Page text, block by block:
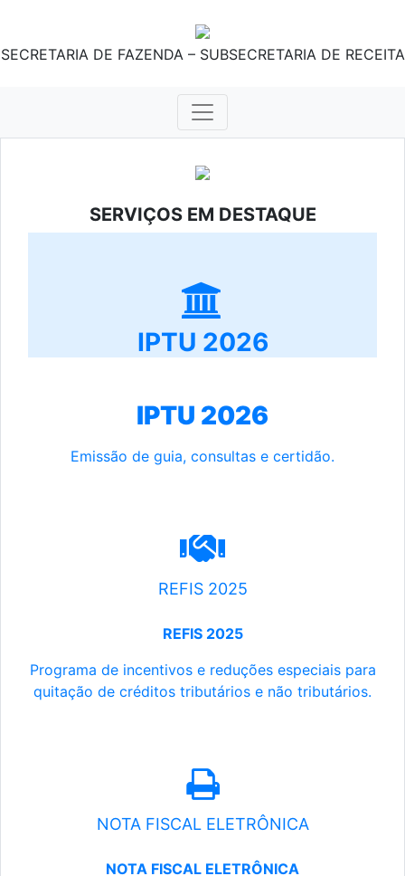
SECRETARIA DE FAZENDA – SUBSECRETARIA DE RECEITA
SERVIÇOS EM DESTAQUE
IPTU 2026
IPTU 2026
Emissão de guia, consultas e certidão.
REFIS 2025
REFIS 2025
Programa de incentivos e reduções especiais para
quitação de créditos tributários e não tributários.
NOTA FISCAL ELETRÔNICA
NOTA FISCAL ELETRÔNICA